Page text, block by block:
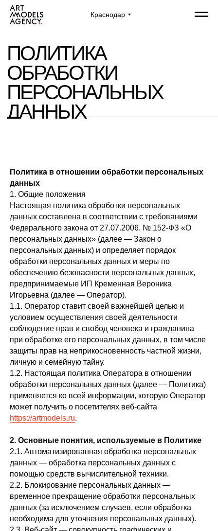
Краснодар
ОБРАБОТКИ
ПЕРСОНАЛЬНЫХ
ДАННЫХ
Политика в отношении обработки персональных
данных
1. Общие положения
Настоящая политика обработки персональных
данных составлена в соответствии с требованиями
Федерального закона от 27.07.2006. № 152-ФЗ «О
персональных данных» (далее — Закон о
персональных данных) и определяет порядок
обработки персональных данных и меры по
обеспечению безопасности персональных данных,
предпринимаемые ИП Кременная Вероника
Игорьевна (далее — Оператор).
1.1. Оператор ставит своей важнейшей целью и
условием осуществления своей деятельности
соблюдение прав и свобод человека и гражданина
при обработке его персональных данных, в том числе
защиты прав на неприкосновенность частной жизни,
личную и семейную тайну.
1.2. Настоящая политика Оператора в отношении
обработки персональных данных (далее — Политика)
применяется ко всей информации, которую Оператор
может получить о посетителях веб-сайта
https://artmodels.ru.
2. Основные понятия, используемые в Политике
2.1. Автоматизированная обработка персональных
данных — обработка персональных данных с
помощью средств вычислительной техники.
2.2. Блокирование персональных данных —
временное прекращение обработки персональных
данных (за исключением случаев, если обработка
необходима для уточнения персональных данных).